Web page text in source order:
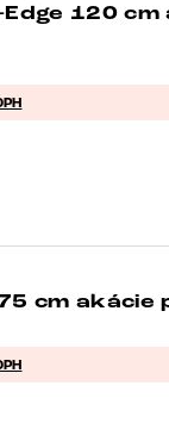
120 cm
cm akácie